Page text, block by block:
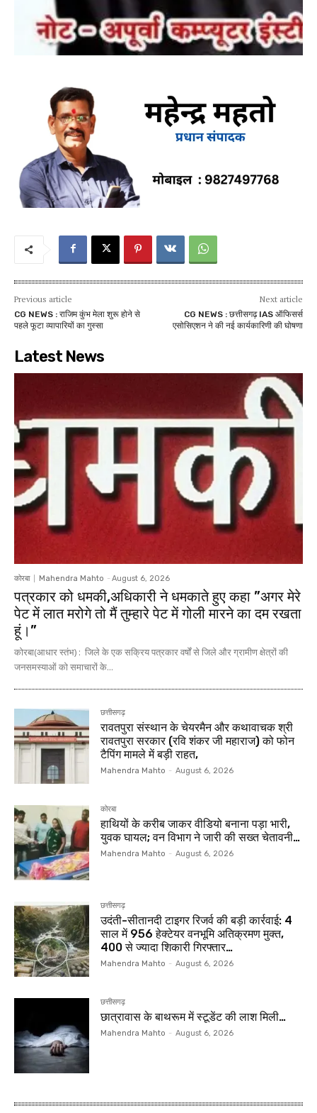
Previous article
CG NEWS : राजिम कुंभ मेला शुरू होने से
पहले फूटा व्यापारियों का गुस्सा
Next article
CG NEWS : छत्तीसगढ़ IAS ऑफिसर्स
एसोसिएशन ने की नई कार्यकारिणी की घोषणा
Latest News
कोरबा Mahendra Mahto - August 6, 2026
पत्रकार को धमकी,अधिकारी ने धमकाते हुए कहा ”अगर मेरे
पेट में लात मरोगे तो मैं तुम्हारे पेट में गोली मारने का दम रखता
हूं।”
कोरबा(आधार स्तंभ) : जिले के एक सक्रिय पत्रकार वर्षों से जिले और ग्रामीण क्षेत्रों की
जनसमस्याओं को समाचारों के...
छत्तीसगढ़
रावतपुरा संस्थान के चेयरमैन और कथावाचक श्री
रावतपुरा सरकार (रवि शंकर जी महाराज) को फोन
टैपिंग मामले में बड़ी राहत,
Mahendra Mahto - August 6, 2026
कोरबा
हाथियों के करीब जाकर वीडियो बनाना पड़ा भारी,
युवक घायल; वन विभाग ने जारी की सख्त चेतावनी…
Mahendra Mahto - August 6, 2026
छत्तीसगढ़
उदंती-सीतानदी टाइगर रिजर्व की बड़ी कार्रवाई: 4
साल में 956 हेक्टेयर वनभूमि अतिक्रमण मुक्त,
400 से ज्यादा शिकारी गिरफ्तार…
Mahendra Mahto - August 6, 2026
छत्तीसगढ़
छात्रावास के बाथरूम में स्टूडेंट की लाश मिली…
Mahendra Mahto - August 6, 2026